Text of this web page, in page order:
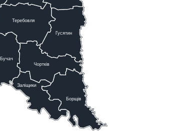
Теребовля
Бучач
Заліщики
Борщів
Чортків
Гусятин